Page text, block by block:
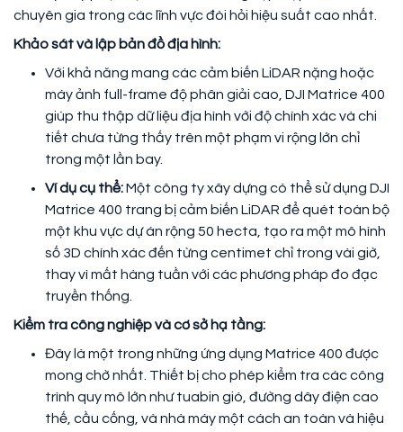
chuyên gia trong các lĩnh vực đòi hỏi hiệu suất cao nhất.
Khảo sát và lập bản đồ địa hình:
Với khả năng mang các cảm biến LiDAR nặng hoặc
máy ảnh full-frame độ phân giải cao, DJI Matrice 400
giúp thu thập dữ liệu địa hình với độ chính xác và chi
tiết chưa từng thấy trên một phạm vi rộng lớn chỉ
trong một lần bay.
Ví dụ cụ thể:Một công ty xây dựng có thể sử dụng DJI
Matrice 400 trang bị cảm biến LiDAR để quét toàn bộ
một khu vực dự án rộng 50 hecta, tạo ra một mô hình
số 3D chính xác đến từng centimet chỉ trong vài giờ,
thay vì mất hàng tuần với các phương pháp đo đạc
truyền thống.
Kiểm tra công nghiệp và cơ sở hạ tầng:
Đây là một trong những ứng dụng Matrice 400 được
mong chờ nhất. Thiết bị cho phép kiểm tra các công
trình quy mô lớn như tuabin gió, đường dây điện cao
thế, cầu cống, và nhà máy một cách an toàn và hiệu